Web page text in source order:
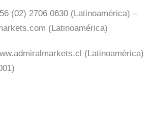
(02) 2706 0630 (Latinoamérica) –
(Latinoamérica)
(Latinoamérica)